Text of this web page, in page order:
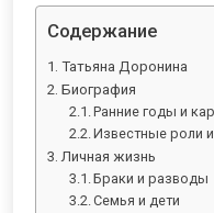
Содержание
Татьяна Доронина
Биография
Ранние годы и
Известные роли
Личная жизнь
Браки и разводы
Семья и дети